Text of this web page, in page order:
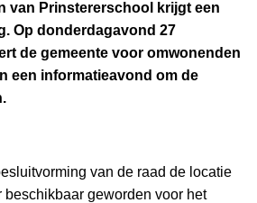
van Prinstererschool krijgt een
Op donderdagavond 27
de gemeente voor omwonenden
een informatieavond om de
van de raad de locatie
beschikbaar geworden voor het